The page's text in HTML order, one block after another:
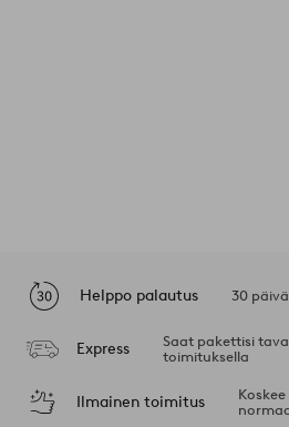
Helppo palautus 30
Express
Saat pakettisi
toimituksella
Ilmainen toimitus
Koskee